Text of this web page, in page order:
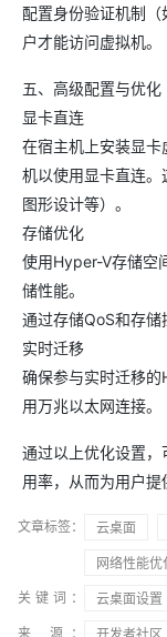
配置身份验证机制
户才能访问虚拟机。
五、高级配置与优化
显卡直连
在宿主机上安装显
机以使用显卡直连。
图形设计等）。
存储优化
使用Hyper-V存储空
储性能。
通过存储QoS和存储
实时迁移
确保参与实时迁移
用万兆以太网连接。
通过以上优化设置
用率，从而为用户提
文章标签： 云桌面
网络性能优
关键词：
云桌面设置
来 源：